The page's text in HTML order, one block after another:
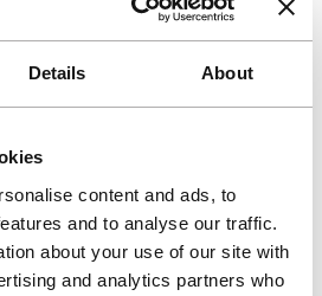
Details About
content and ads, to
and to analyse our traffic.
about your use of our site with
and analytics partners who
2012